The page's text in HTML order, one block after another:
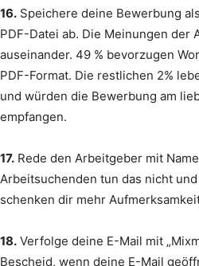
16. Speichere deine Bewerbung
PDF-Datei ab. Die Meinungen der
auseinander. 49 % bevorzugen
PDF-Format. Die restlichen 2%
und würden die Bewerbung am
empfangen.
17. Rede den Arbeitgeber mit
Arbeitsuchenden tun das nicht
schenken dir mehr
18. Verfolge deine E-Mail mit
Bescheid, wenn deine E-Mail